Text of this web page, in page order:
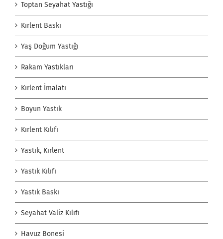
Toptan Seyahat Yastığı
Kırlent Baskı
Yaş Doğum Yastığı
Rakam Yastıkları
Kırlent İmalatı
Boyun Yastık
Kırlent Kılıfı
Yastık, Kırlent
Yastık Kılıfı
Yastık Baskı
Seyahat Valiz Kılıfı
Havuz Bonesi